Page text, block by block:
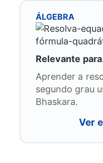
ÁLGEBRA
Relevante para
Aprender a
segundo grau
Bhaskara.
Ver